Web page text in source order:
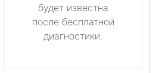
будет известна
после бесплатной
диагностики.